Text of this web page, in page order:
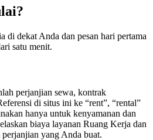
di dekat Anda dan pesan hari pertama
satu menit.
perjanjian sewa, kontrak
di situs ini ke “rent”, “rental”
hanya untuk kenyamanan dan
biaya layanan Ruang Kerja dan
yang Anda buat.